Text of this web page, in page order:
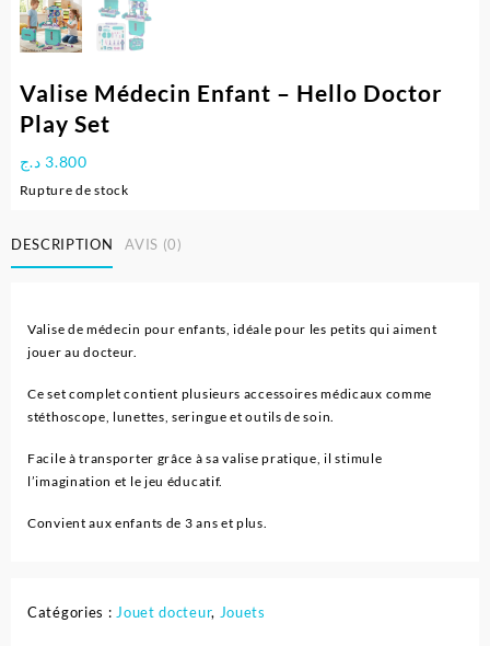
Valise Médecin Enfant – Hello Doctor
Play Set
3.800 د.ج
Rupture de stock
DESCRIPTION AVIS (0)
Valise de médecin pour enfants, idéale pour les petits qui aiment
jouer au docteur.
Ce set complet contient plusieurs accessoires médicaux comme
stéthoscope, lunettes, seringue et outils de soin.
Facile à transporter grâce à sa valise pratique, il stimule
l’imagination et le jeu éducatif.
Convient aux enfants de 3 ans et plus.
Catégories : Jouet docteur, Jouets